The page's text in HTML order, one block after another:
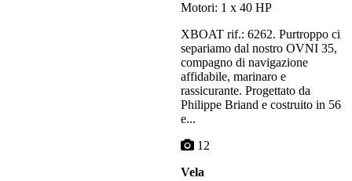
Motori: 1 x 40 HP
XBOAT rif.: 6262. Purtroppo ci
separiamo dal nostro OVNI 35,
compagno di navigazione
affidabile, marinaro e
rassicurante. Progettato da
Philippe Briand e costruito in 56
e...
12
Vela